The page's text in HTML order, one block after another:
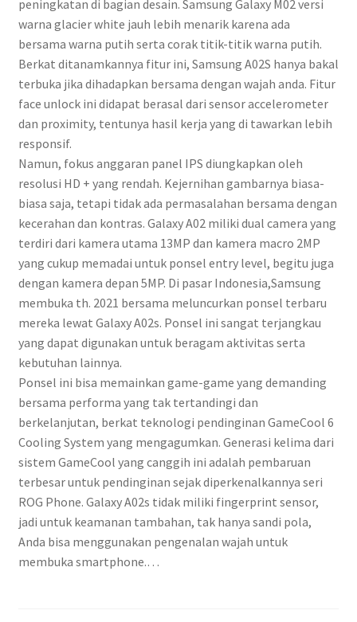
peningkatan di bagian desain. Samsung Galaxy M02 versi
warna glacier white jauh lebih menarik karena ada
bersama warna putih serta corak titik-titik warna putih.
Berkat ditanamkannya fitur ini, Samsung A02S hanya bakal
terbuka jika dihadapkan bersama dengan wajah anda. Fitur
face unlock ini didapat berasal dari sensor accelerometer
dan proximity, tentunya hasil kerja yang di tawarkan lebih
responsif.
Namun, fokus anggaran panel IPS diungkapkan oleh
resolusi HD + yang rendah. Kejernihan gambarnya biasa-
biasa saja, tetapi tidak ada permasalahan bersama dengan
kecerahan dan kontras. Galaxy A02 miliki dual camera yang
terdiri dari kamera utama 13MP dan kamera macro 2MP
yang cukup memadai untuk ponsel entry level, begitu juga
dengan kamera depan 5MP. Di pasar Indonesia,Samsung
membuka th. 2021 bersama meluncurkan ponsel terbaru
mereka lewat Galaxy A02s. Ponsel ini sangat terjangkau
yang dapat digunakan untuk beragam aktivitas serta
kebutuhan lainnya.
Ponsel ini bisa memainkan game-game yang demanding
bersama performa yang tak tertandingi dan
berkelanjutan, berkat teknologi pendinginan GameCool 6
Cooling System yang mengagumkan. Generasi kelima dari
sistem GameCool yang canggih ini adalah pembaruan
terbesar untuk pendinginan sejak diperkenalkannya seri
ROG Phone. Galaxy A02s tidak miliki fingerprint sensor,
jadi untuk keamanan tambahan, tak hanya sandi pola,
Anda bisa menggunakan pengenalan wajah untuk
membuka smartphone.…